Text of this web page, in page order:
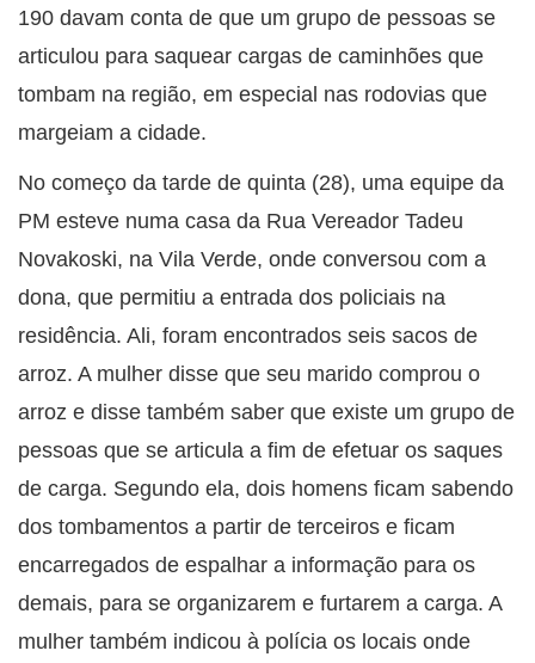
190 davam conta de que um grupo de pessoas se
articulou para saquear cargas de caminhões que
tombam na região, em especial nas rodovias que
margeiam a cidade.
No começo da tarde de quinta (28), uma equipe da
PM esteve numa casa da Rua Vereador Tadeu
Novakoski, na Vila Verde, onde conversou com a
dona, que permitiu a entrada dos policiais na
residência. Ali, foram encontrados seis sacos de
arroz. A mulher disse que seu marido comprou o
arroz e disse também saber que existe um grupo de
pessoas que se articula a fim de efetuar os saques
de carga. Segundo ela, dois homens ficam sabendo
dos tombamentos a partir de terceiros e ficam
encarregados de espalhar a informação para os
demais, para se organizarem e furtarem a carga. A
mulher também indicou à polícia os locais onde